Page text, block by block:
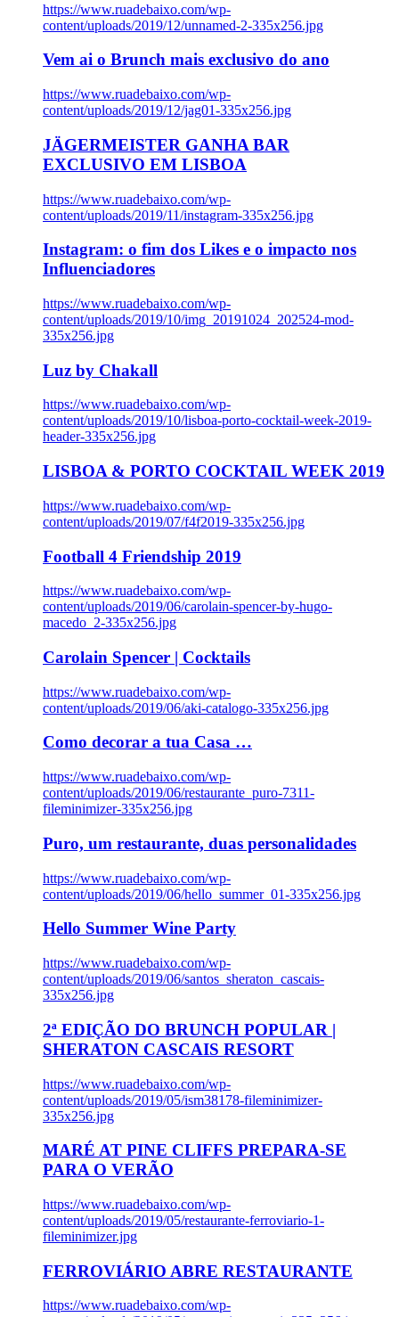
https://www.ruadebaixo.com/wp-
content/uploads/2019/12/unnamed-2-335x256.jpg
Vem ai o Brunch mais exclusivo do ano
https://www.ruadebaixo.com/wp-
content/uploads/2019/12/jag01-335x256.jpg
JÄGERMEISTER GANHA BAR
EXCLUSIVO EM LISBOA
https://www.ruadebaixo.com/wp-
content/uploads/2019/11/instagram-335x256.jpg
Instagram: o fim dos Likes e o impacto nos
Influenciadores
https://www.ruadebaixo.com/wp-
content/uploads/2019/10/img_20191024_202524-mod-
335x256.jpg
Luz by Chakall
https://www.ruadebaixo.com/wp-
content/uploads/2019/10/lisboa-porto-cocktail-week-2019-
header-335x256.jpg
LISBOA & PORTO COCKTAIL WEEK 2019
https://www.ruadebaixo.com/wp-
content/uploads/2019/07/f4f2019-335x256.jpg
Football 4 Friendship 2019
https://www.ruadebaixo.com/wp-
content/uploads/2019/06/carolain-spencer-by-hugo-
macedo_2-335x256.jpg
Carolain Spencer | Cocktails
https://www.ruadebaixo.com/wp-
content/uploads/2019/06/aki-catalogo-335x256.jpg
Como decorar a tua Casa …
https://www.ruadebaixo.com/wp-
content/uploads/2019/06/restaurante_puro-7311-
fileminimizer-335x256.jpg
Puro, um restaurante, duas personalidades
https://www.ruadebaixo.com/wp-
content/uploads/2019/06/hello_summer_01-335x256.jpg
Hello Summer Wine Party
https://www.ruadebaixo.com/wp-
content/uploads/2019/06/santos_sheraton_cascais-
335x256.jpg
2ª EDIÇÃO DO BRUNCH POPULAR |
SHERATON CASCAIS RESORT
https://www.ruadebaixo.com/wp-
content/uploads/2019/05/ism38178-fileminimizer-
335x256.jpg
MARÉ AT PINE CLIFFS PREPARA-SE
PARA O VERÃO
https://www.ruadebaixo.com/wp-
content/uploads/2019/05/restaurante-ferroviario-1-
fileminimizer.jpg
FERROVIÁRIO ABRE RESTAURANTE
https://www.ruadebaixo.com/wp-